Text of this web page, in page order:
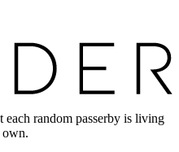
random passerby is living
own.